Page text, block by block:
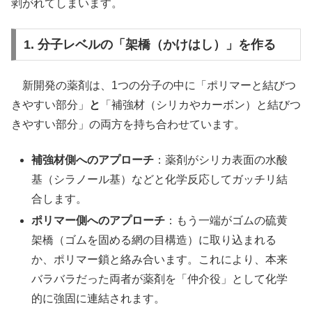
剥がれてしまいます。
1. 分子レベルの「架橋（かけはし）」を作る
新開発の薬剤は、1つの分子の中に「ポリマーと結びつ
きやすい部分」
と
「補強材（シリカやカーボン）と結びつ
きやすい部分」の両方を持ち合わせています。
補強材側へのアプローチ ：薬剤がシリカ表面の水酸
基（シラノール基）などと化学反応してガッチリ結
合します。
ポリマー側へのアプローチ ：もう一端がゴムの硫黄
架橋（ゴムを固める網の目構造）に取り込まれる
か、ポリマー鎖と絡み合います。これにより、本来
バラバラだった両者が薬剤を「仲介役」として化学
的に強固に連結されます。